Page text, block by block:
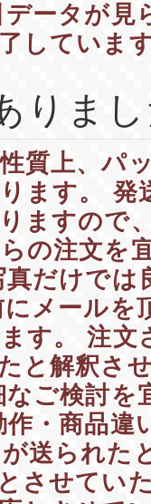
ータが見
していま
りま
質上、パ
ます。 発
ますので
の注文を
だけでは
メールを
す。 注文
と解釈さ
ご検討を
・商品違
送られた
させてい